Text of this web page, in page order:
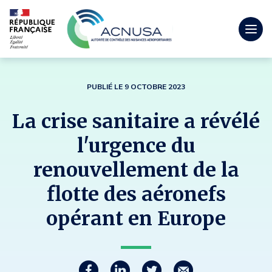
PUBLIÉ LE 9 OCTOBRE 2023
La crise sanitaire a révélé
l'urgence du
renouvellement de la
flotte des aéronefs
opérant en Europe